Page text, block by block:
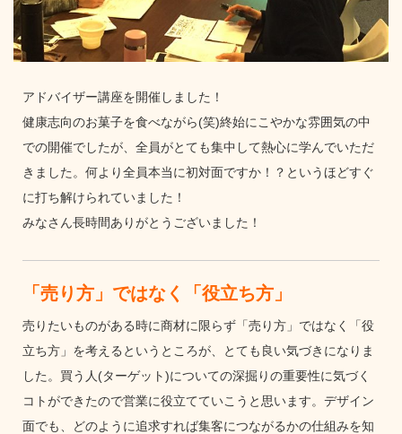
アドバイザー講座を開催しました！
健康志向のお菓子を食べながら(笑)終始にこやかな雰囲気の中
での開催でしたが、全員がとても集中して熱心に学んでいただ
きました。何より全員本当に初対面ですか！？というほどすぐ
に打ち解けられていました！
みなさん長時間ありがとうございました！
「売り方」ではなく「役立ち方」
売りたいものがある時に商材に限らず「売り方」ではなく「役
立ち方」を考えるというところが、とても良い気づきになりま
した。買う人(ターゲット)についての深掘りの重要性に気づく
コトができたので営業に役立てていこうと思います。デザイン
面でも、どのように追求すれば集客につながるかの仕組みを知